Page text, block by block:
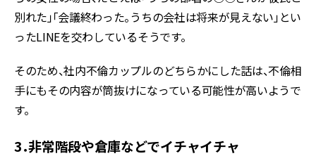
別れた」「会議終わった。うちの会社は将来が見えない」とい
ったLINEを交わしているそうです。
そのため、社内不倫カップルのどちらかにした話は、不倫相
手にもその内容が筒抜けになっている可能性が高いようで
す。
3．非常階段や倉庫などでイチャイチャ